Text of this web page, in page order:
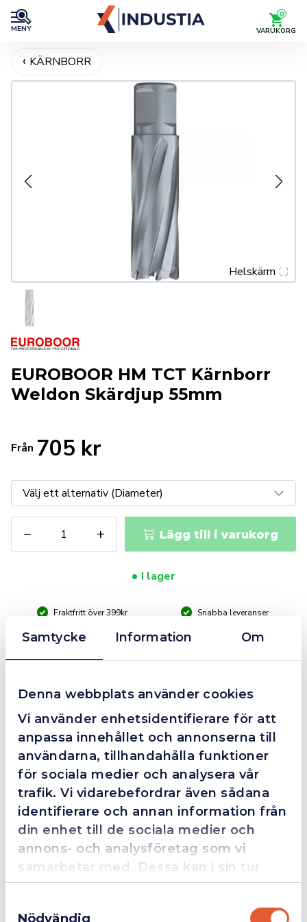
Samtycke Information Om
Denna webbplats använder cookies
Vi använder enhetsidentifierare för att
anpassa innehållet och annonserna till
användarna, tillhandahålla funktioner
för sociala medier och analysera vår
trafik. Vi vidarebefordrar även sådana
identifierare och annan information från
din enhet till de sociala medier och
annons- och analysföretag som vi
samarbetar med. Dessa kan i sin tur
kombinera informationen med annan
information som du har tillhandahållit
Nödvändig
MENY
0
VARUKORG
KÄRNBORR
Helskärm
EUROBOOR HM TCT Kärnborr
Weldon Skärdjup 55mm
Från 705 kr
−
HM
TCT
55mm
mängd
+ Lägg till i varukorg
I lager
Fraktfritt över 399kr
Snabba leveranser
Företagsfaktura / Klarna / Kortbetalning / Leasing
4.4
FM
2025-10-02
Grym service!
Dom här grabbarna är definitionen av serviceminded.
Trots en billigare order, som det blev lite strul med,
så agerade dom blixtsnabbt och löste det långt över
förväntan. Hade kontakt med Alexander, som förtjänar
en extra guldstjärna.